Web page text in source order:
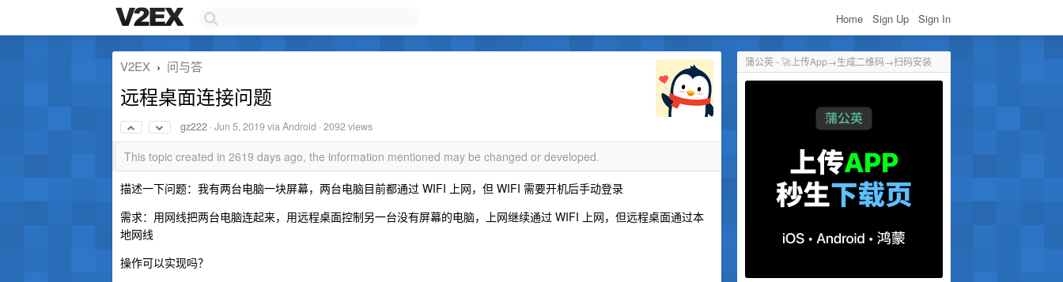
Home Sign Up Sign In
蒲公英 - 🚀上传App→生成二维码→扫码安装
V2EX › 问与答
远程桌面连接问题
gz222 ·Jun 5, 2019via Android · 2092 views
This topic created in 2619 days ago, the information mentioned may be changed or developed.
描述一下问题：我有两台电脑一块屏幕，两台电脑目前都通过 WIFI 上网，但 WIFI 需要开机后手动登录
需求：用网线把两台电脑连起来，用远程桌面控制另一台没有屏幕的电脑，上网继续通过 WIFI 上网，但远程桌面通过本
地网线
操作可以实现吗？